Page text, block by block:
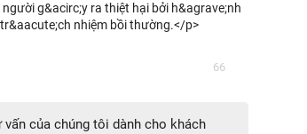
g&acirc;y ra thiệt hại bởi h&agrave;nh
nhiệm bồi thường.</p>
66
của chúng tôi dành cho khách